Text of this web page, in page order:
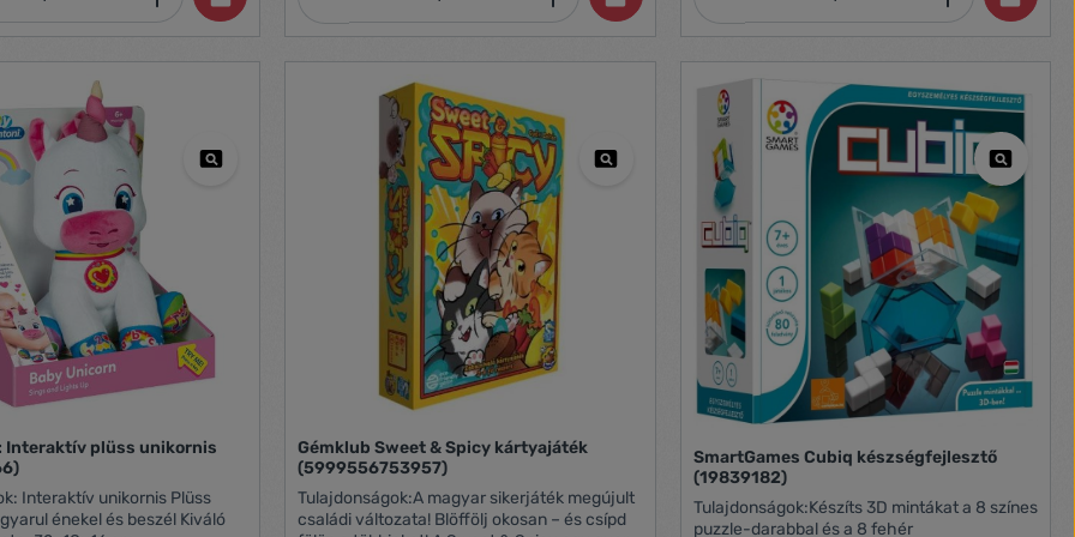
azonnal kezdetét is
fejleszti a gyerekek
színes golyócskákkal. A sárga kocka szintén
csörög, ha a babák forgatják azt, oldalain tele
egymásra építhető.
legnagyobbtól a legkisebbig sorban egymás
tetejére illeszteni. Ha elkészültél, a sárga
utolsóként és már kész is a kb 81cm magas
tornyod. A játékkal gyakorolhatod a
formaillesztést és a csészék egymásba
rakosgatását is ezzel fejlesztve
kézügyességed és mozgáskoordinációd.
10db toronyépítő csésze 5db formaillesztő
1db vödör Magasság: ~81cm Anyaga:
műanyag
Interaktív plüss unikornis
énekel és beszél Kiváló
Gémklub Sweet & Spicy kártyajáték
(5999556753957)
Tulajdonságok:A magyar sikerjáték megújult
családi változata! Blöffölj okosan – és csípd
SmartGames Cubiq készségfejlesztő
(19839182)
Tulajdonságok:Készíts 3D mintákat a 8 színes
puzzle-darabbal és a 8 fehér